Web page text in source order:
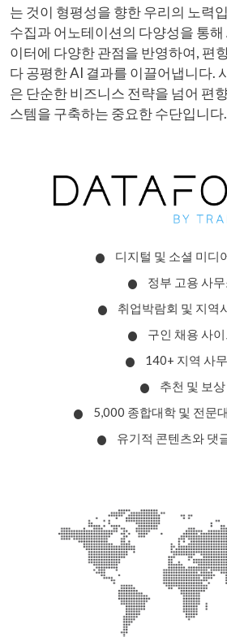
는 것이 형평성을 향한 우리의 노력
수집과 어노테이션의 다양성을 통
이터에 다양한 관점을 반영하여, 편
다 공평한 AI 결과를 이끌어냅니다.
은 단순한 비즈니스 전략을 넘어 편
스템을 구축하는 중요한 수단입니다.
디지털 및 소셜 미디
정부 고용 사
취업박람회 및 지역
구인 채용 사이
140+ 지역 사
추천 및 보상
5,000 종합대학 및 전문
유기적 콘텐츠와 댓